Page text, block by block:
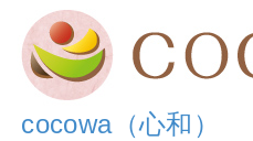
cocowa（心和）